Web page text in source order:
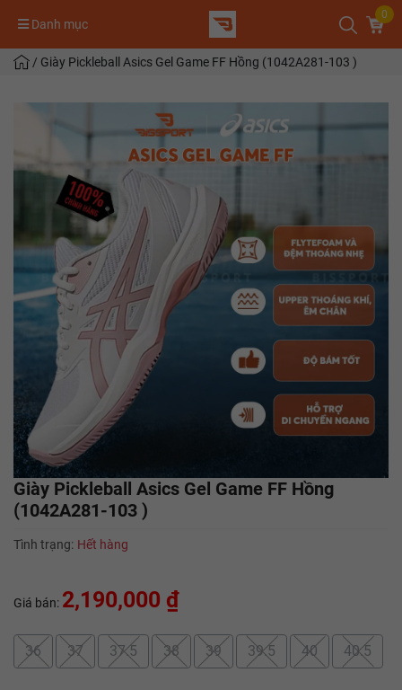
Danh mục
0
/ Giày Pickleball Asics Gel Game FF Hồng (1042A281-103 )
Giày Pickleball Asics Gel Game FF Hồng
(1042A281-103 )
Tình trạng: Hết hàng
Giá bán: 2,190,000 ₫
36 37 37.5 38 39 39.5 40 40.5